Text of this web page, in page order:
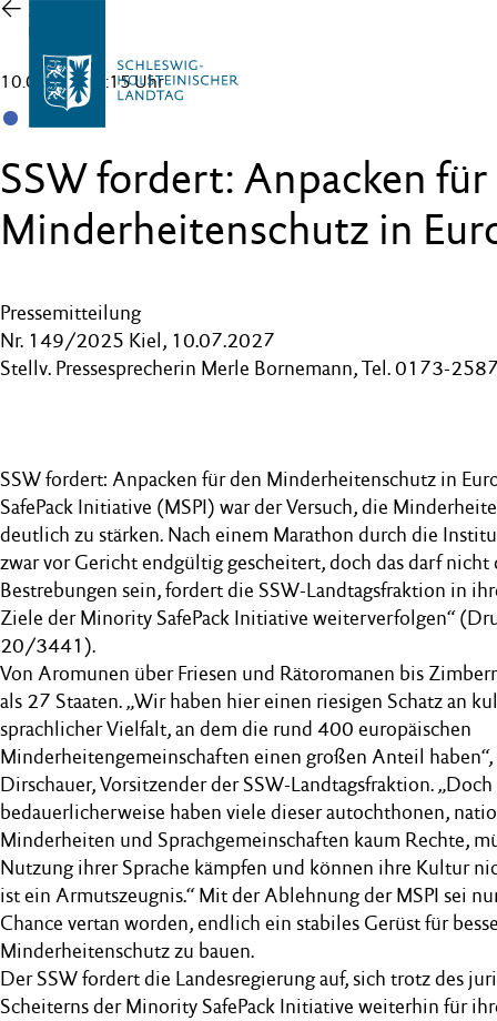
Zur
Übersicht
10.07.25 , 11:15 Uhr
SSW fordert: Anpacken für
Minderheitenschutz in
Pressemitteilung
Nr. 149/2025 Kiel, 10.07.2027
Stellv. Pressesprecherin Merle Bornemann, Tel. 0173-
SSW fordert: Anpacken für den Minderheitenschutz in
SafePack Initiative (MSPI) war der Versuch, die
deutlich zu stärken. Nach einem Marathon durch die
zwar vor Gericht endgültig gescheitert, doch das darf nicht
Bestrebungen sein, fordert die SSW-Landtagsfraktion in
Ziele der Minority SafePack Initiative weiterverfolgen“
20/3441).
Von Aromunen über Friesen und Rätoromanen bis
als 27 Staaten. „Wir haben hier einen riesigen Schatz an
sprachlicher Vielfalt, an dem die rund 400 europäischen
Minderheitengemeinschaften einen großen Anteil
Dirschauer, Vorsitzender der SSW-Landtagsfraktion. „Doch
bedauerlicherweise haben viele dieser autochthonen,
Minderheiten und Sprachgemeinschaften kaum Rechte,
Nutzung ihrer Sprache kämpfen und können ihre Kultur
ist ein Armutszeugnis.“ Mit der Ablehnung der MSPI sei
Chance vertan worden, endlich ein stabiles Gerüst für
Minderheitenschutz zu bauen.
Der SSW fordert die Landesregierung auf, sich trotz des
Scheiterns der Minority SafePack Initiative weiterhin für